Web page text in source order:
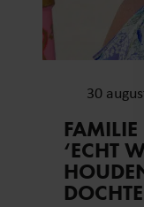
30
FAMILIE
‘ECHT